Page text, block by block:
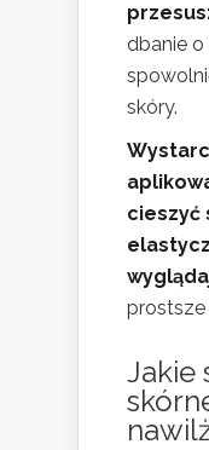
dbanie o
skóry.
cieszyć
prostsze
Jakie